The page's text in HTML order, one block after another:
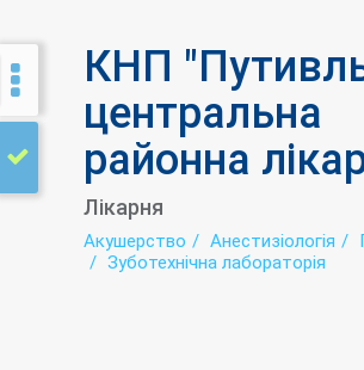
КНП
центральна
районна
Лікарня
Акушерство Анестизіологія
Зуботехнічна лабораторія